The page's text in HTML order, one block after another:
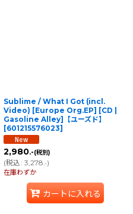
Sublime / What I Got (incl.
Video) [Europe Org.EP] [CD |
Gasoline Alley]【ユーズド】
[601215576023]
2,980.-(税別)
(税込: 3,278.-)
在庫わずか
カートに入れる